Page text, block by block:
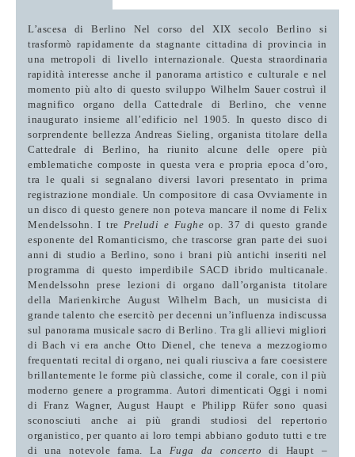
L’ascesa di Berlino
Nel corso del XIX secolo Berlino si
trasformò rapidamente da stagnante cittadina di provincia in
una metropoli di livello internazionale. Questa straordinaria
rapidità interesse anche il panorama artistico e culturale e nel
momento più alto di questo sviluppo Wilhelm Sauer costruì il
magnifico organo della Cattedrale di Berlino, che venne
inaugurato insieme all’edificio nel 1905. In questo disco di
sorprendente bellezza Andreas Sieling, organista titolare della
Cattedrale di Berlino, ha riunito alcune delle opere più
emblematiche composte in questa vera e propria epoca d’oro,
tra le quali si segnalano diversi lavori presentato in prima
registrazione mondiale. Un compositore di casa Ovviamente in
un disco di questo genere non poteva mancare il nome di Felix
Mendelssohn. I tre Preludi e Fughe op. 37 di questo grande
esponente del Romanticismo, che trascorse gran parte dei suoi
anni di studio a Berlino, sono i brani più antichi inseriti nel
programma di questo imperdibile SACD ibrido multicanale.
Mendelssohn prese lezioni di organo dall’organista titolare
della Marienkirche August Wilhelm Bach, un musicista di
grande talento che esercitò per decenni un’influenza indiscussa
sul panorama musicale sacro di Berlino. Tra gli allievi migliori
di Bach vi era anche Otto Dienel, che teneva a mezzogiorno
frequentati recital di organo, nei quali riusciva a fare coesistere
brillantemente le forme più classiche, come il corale, con il più
moderno genere a programma. Autori dimenticati Oggi i nomi
di Franz Wagner, August Haupt e Philipp Rüfer sono quasi
sconosciuti anche ai più grandi studiosi del repertorio
organistico, per quanto ai loro tempi abbiano goduto tutti e tre
di una notevole fama. La Fuga da concerto di Haupt –